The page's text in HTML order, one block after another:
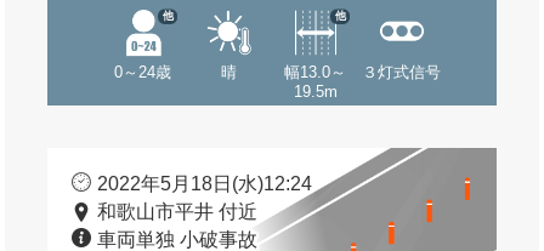
0～24歳
他
晴
幅13.0～
19.5m
他
３灯式信号
2022年5月18日(水)12:24
和歌山市平井 付近
車両単独 小破事故